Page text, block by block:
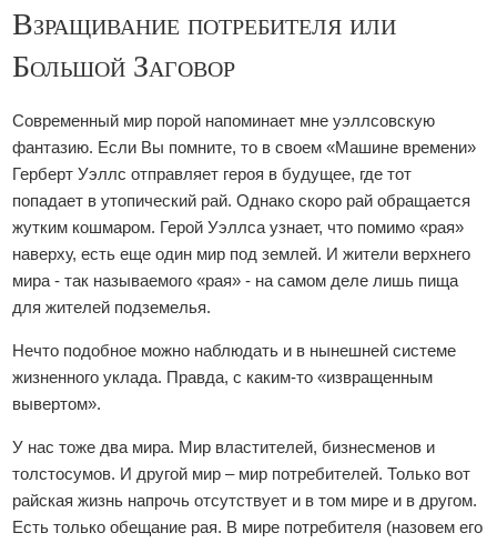
Взращивание потребителя или
Большой Заговор
Современный мир порой напоминает мне уэллсовскую
фантазию. Если Вы помните, то в своем «Машине времени»
Герберт Уэллс отправляет героя в будущее, где тот
попадает в утопический рай. Однако скоро рай обращается
жутким кошмаром. Герой Уэллса узнает, что помимо «рая»
наверху, есть еще один мир под землей. И жители верхнего
мира - так называемого «рая» - на самом деле лишь пища
для жителей подземелья.
Нечто подобное можно наблюдать и в нынешней системе
жизненного уклада. Правда, с каким-то «извращенным
вывертом».
У нас тоже два мира. Мир властителей, бизнесменов и
толстосумов. И другой мир – мир потребителей. Только вот
райская жизнь напрочь отсутствует и в том мире и в другом.
Есть только обещание рая. В мире потребителя (назовем его